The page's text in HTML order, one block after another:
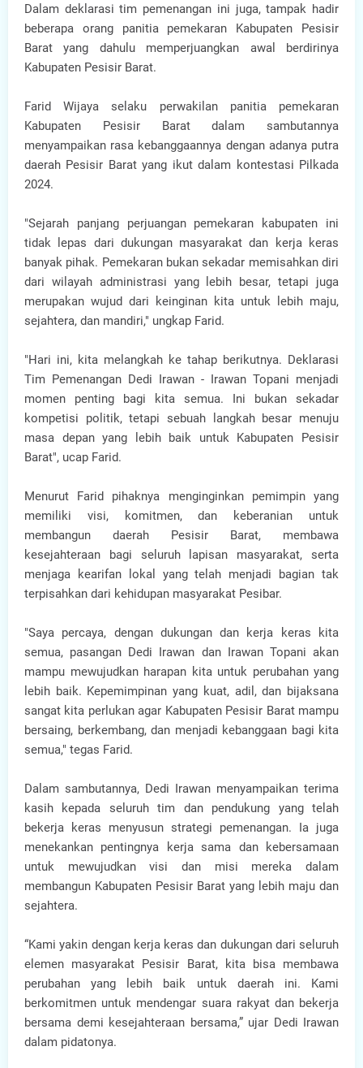
Dalam deklarasi tim pemenangan ini juga, tampak hadir
beberapa orang panitia pemekaran Kabupaten Pesisir
Barat yang dahulu memperjuangkan awal berdirinya
Kabupaten Pesisir Barat.
Farid Wijaya selaku perwakilan panitia pemekaran
Kabupaten Pesisir Barat dalam sambutannya
menyampaikan rasa kebanggaannya dengan adanya putra
daerah Pesisir Barat yang ikut dalam kontestasi Pilkada
2024.
"Sejarah panjang perjuangan pemekaran kabupaten ini
tidak lepas dari dukungan masyarakat dan kerja keras
banyak pihak. Pemekaran bukan sekadar memisahkan diri
dari wilayah administrasi yang lebih besar, tetapi juga
merupakan wujud dari keinginan kita untuk lebih maju,
sejahtera, dan mandiri," ungkap Farid.
"Hari ini, kita melangkah ke tahap berikutnya. Deklarasi
Tim Pemenangan Dedi Irawan - Irawan Topani menjadi
momen penting bagi kita semua. Ini bukan sekadar
kompetisi politik, tetapi sebuah langkah besar menuju
masa depan yang lebih baik untuk Kabupaten Pesisir
Barat", ucap Farid.
Menurut Farid pihaknya menginginkan pemimpin yang
memiliki visi, komitmen, dan keberanian untuk
membangun daerah Pesisir Barat, membawa
kesejahteraan bagi seluruh lapisan masyarakat, serta
menjaga kearifan lokal yang telah menjadi bagian tak
terpisahkan dari kehidupan masyarakat Pesibar.
"Saya percaya, dengan dukungan dan kerja keras kita
semua, pasangan Dedi Irawan dan Irawan Topani akan
mampu mewujudkan harapan kita untuk perubahan yang
lebih baik. Kepemimpinan yang kuat, adil, dan bijaksana
sangat kita perlukan agar Kabupaten Pesisir Barat mampu
bersaing, berkembang, dan menjadi kebanggaan bagi kita
semua," tegas Farid.
Dalam sambutannya, Dedi Irawan menyampaikan terima
kasih kepada seluruh tim dan pendukung yang telah
bekerja keras menyusun strategi pemenangan. Ia juga
menekankan pentingnya kerja sama dan kebersamaan
untuk mewujudkan visi dan misi mereka dalam
membangun Kabupaten Pesisir Barat yang lebih maju dan
sejahtera.
“Kami yakin dengan kerja keras dan dukungan dari seluruh
elemen masyarakat Pesisir Barat, kita bisa membawa
perubahan yang lebih baik untuk daerah ini. Kami
berkomitmen untuk mendengar suara rakyat dan bekerja
bersama demi kesejahteraan bersama,” ujar Dedi Irawan
dalam pidatonya.